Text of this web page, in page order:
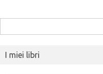
per:
I miei libri